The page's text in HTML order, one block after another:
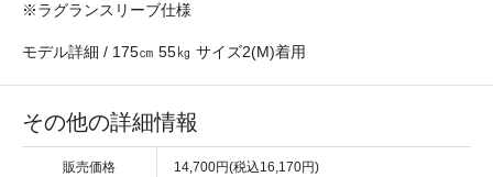
※ラグランスリーブ仕様
モデル詳細 / 175㎝ 55㎏ サイズ2(M)着用
その他の詳細情報
販売価格 14,700円(税込16,170円)